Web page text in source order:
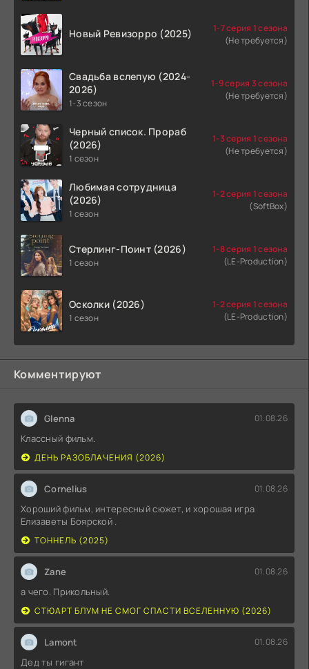
Новый Ревизорро (2025)
1-7 серия 1 сезона
(Не требуется)
Свадьба вслепую (2024-
2026)
1-3 сезон
1-9 серия 3 сезона
(Не требуется)
Черный список. Прораб
(2026)
1 сезон
1-3 серия 1 сезона
(Не требуется)
Любимая сотрудница
(2026)
1 сезон
1-2 серия 1 сезона
(SoftBox)
Стерлинг-Поинт (2026)
1 сезон
1-8 серия 1 сезона
(LE-Production)
Осколки (2026)
1 сезон
1-2 серия 1 сезона
(LE-Production)
Комментируют
Glenna 01.08.26
Классный фильм.
ДЕНЬ РАЗОБЛАЧЕНИЯ (2026)
Cornelius 01.08.26
Хороший фильм, интересный сюжет, и хорошая игра
Елизаветы Боярской .
ТОННЕЛЬ (2025)
Zane 01.08.26
а чего. Прикольный.
СТЮАРТ БЛУМ НЕ СМОГ СПАСТИ ВСЕЛЕННУЮ (2026)
Lamont 01.08.26
Дед ты гигант